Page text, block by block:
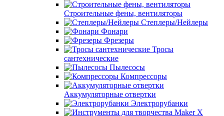
Строительные фены, вентиляторы
Степлеры/Нейлеры
Фонари
Фрезеры
Тросы
сантехнические
Пылесосы
Компрессоры
Аккумуляторные отвертки
Электрорубанки